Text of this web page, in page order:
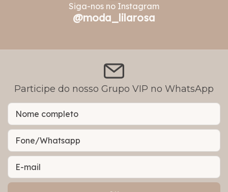
Siga-nos no Instagram
@moda_lilarosa
Participe do nosso Grupo VIP no WhatsApp